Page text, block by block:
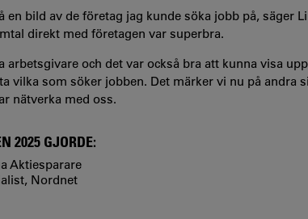
bild av de företag jag kunde söka jobb på, säger
direkt med företagen var superbra.
arbetsgivare och det var också bra att kunna visa
vilka som söker jobben. Det märker vi nu på andra
nätverka med oss.
2025 GJORDE:
Aktiesparare
Nordnet